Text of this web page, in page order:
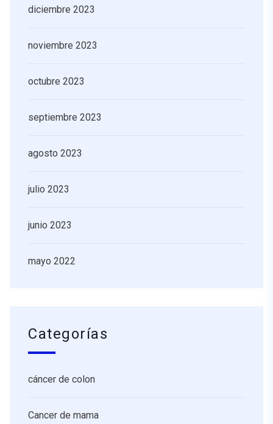
diciembre 2023
noviembre 2023
octubre 2023
septiembre 2023
agosto 2023
julio 2023
junio 2023
mayo 2022
Categorías
cáncer de colon
Cancer de mama